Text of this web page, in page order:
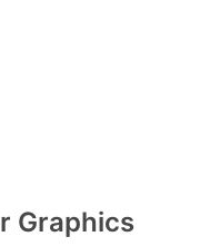
Graphics